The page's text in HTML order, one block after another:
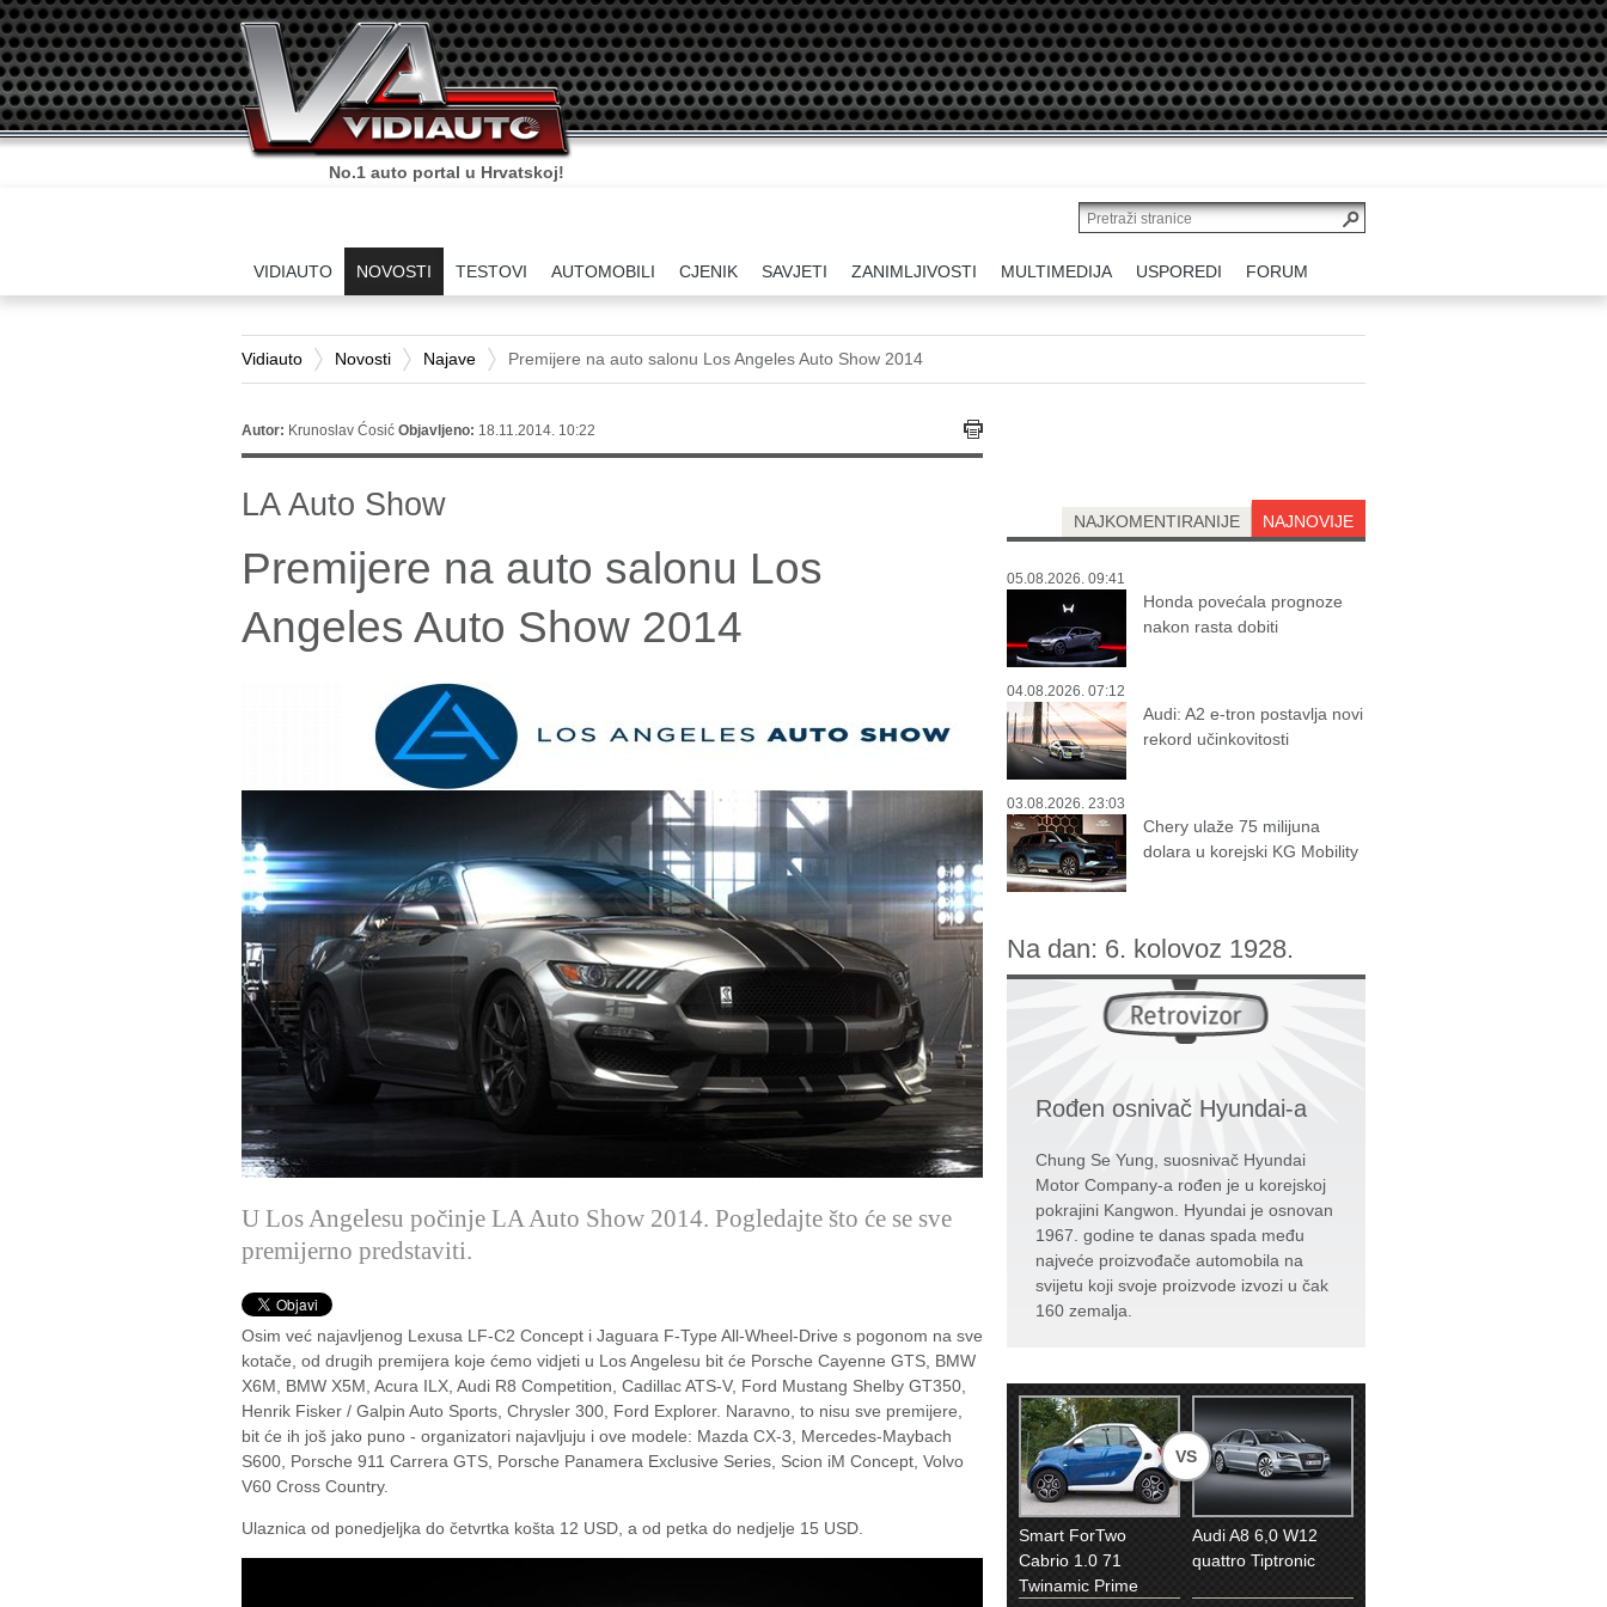
No.1 auto portal u Hrvatskoj!
VIDIAUTO NOVOSTI TESTOVI AUTOMOBILI CJENIK SAVJETI ZANIMLJIVOSTI MULTIMEDIJA USPOREDI FORUM
Vidiauto Novosti Najave Premijere na auto salonu Los Angeles Auto Show 2014
Autor: Krunoslav Ćosić Objavljeno: 18.11.2014. 10:22
LA Auto Show
Premijere na auto salonu Los
Angeles Auto Show 2014
U Los Angelesu počinje LA Auto Show 2014. Pogledajte što će se sve
premijerno predstaviti.
Osim već najavljenog Lexusa LF-C2 Concept i Jaguara F-Type All-Wheel-Drive s pogonom na sve
kotače, od drugih premijera koje ćemo vidjeti u Los Angelesu bit će Porsche Cayenne GTS, BMW
X6M, BMW X5M, Acura ILX, Audi R8 Competition, Cadillac ATS-V, Ford Mustang Shelby GT350,
Henrik Fisker / Galpin Auto Sports, Chrysler 300, Ford Explorer. Naravno, to nisu sve premijere,
bit će ih još jako puno - organizatori najavljuju i ove modele: Mazda CX-3, Mercedes-Maybach
S600, Porsche 911 Carrera GTS, Porsche Panamera Exclusive Series, Scion iM Concept, Volvo
V60 Cross Country.
Ulaznica od ponedjeljka do četvrtka košta 12 USD, a od petka do nedjelje 15 USD.
NAJNOVIJE
NAJKOMENTIRANIJE
05.08.2026. 09:41
Honda povećala prognoze
nakon rasta dobiti
04.08.2026. 07:12
Audi: A2 e-tron postavlja novi
rekord učinkovitosti
03.08.2026. 23:03
Chery ulaže 75 milijuna
dolara u korejski KG Mobility
Na dan: 6. kolovoz 1928.
Rođen osnivač Hyundai-a
Chung Se Yung, suosnivač Hyundai
Motor Company-a rođen je u korejskoj
pokrajini Kangwon. Hyundai je osnovan
1967. godine te danas spada među
najveće proizvođače automobila na
svijetu koji svoje proizvode izvozi u čak
160 zemalja.
VS
Smart ForTwo
Cabrio 1.0 71
Twinamic Prime
Audi A8 6,0 W12
quattro Tiptronic